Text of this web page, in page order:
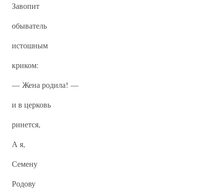
Завопит
обыватель
истошным
криком:
— Жена родила! —
и в церковь
ринется,
А я,
Семену
Родову